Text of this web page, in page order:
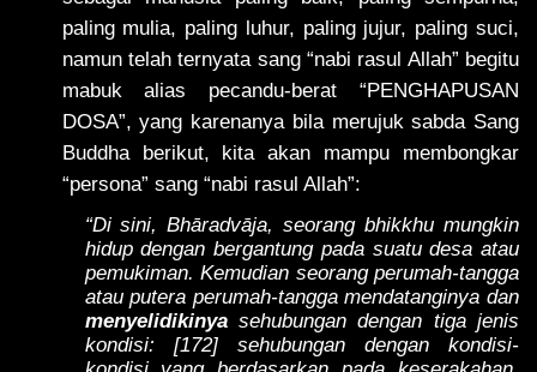
paling mulia, paling luhur, paling jujur, paling suci,
namun telah ternyata sang “nabi rasul Allah” begitu
mabuk alias pecandu-berat “PENGHAPUSAN
DOSA”, yang karenanya bila merujuk sabda Sang
Buddha berikut, kita akan mampu membongkar
“persona” sang “nabi rasul Allah”:
“Di sini, Bhāradvāja, seorang bhikkhu mungkin
hidup dengan bergantung pada suatu desa atau
pemukiman. Kemudian seorang perumah-tangga
atau putera perumah-tangga mendatanginya dan
menyelidikinyasehubungan dengan tiga jenis
kondisi: [172] sehubungan dengan kondisi-